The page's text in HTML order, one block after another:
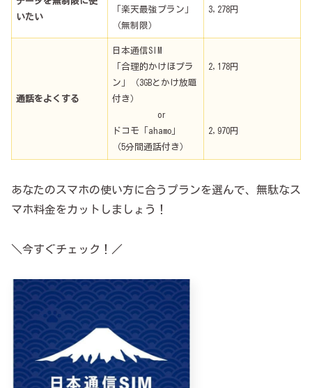
いたい
「楽天最強プラン」
（無制限）
3,278円
通話をよくする
日本通信SIM
「合理的かけほプラ
ン」（3GBとかけ放題
付き）
or
ドコモ「ahamo」
（5分間通話付き）
2,178円
2,970円
あなたのスマホの使い方に合うプランを選んで、無駄なス
マホ料金をカットしましょう！
＼今すぐチェック！／